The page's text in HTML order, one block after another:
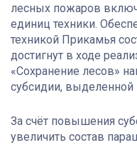
лесных пожаров
единиц техники.
техникой Прикамья
достигнут в ходе
«Сохранение лесов»
субсидии, выделенной
За счёт повышения
увеличить состав